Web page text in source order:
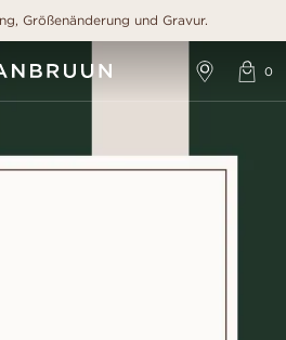
Größenänderung und Gravur.